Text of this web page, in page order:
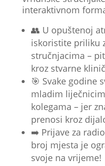
interaktivnom
👥 U opuštenoj
iskoristite priliku
stručnjacima –
kroz stvarne
🎯 Svake godine
mladim
kolegama – jer
prenosi kroz
➡️ Prijave za
broj mjesta je
svoje na vrijeme!